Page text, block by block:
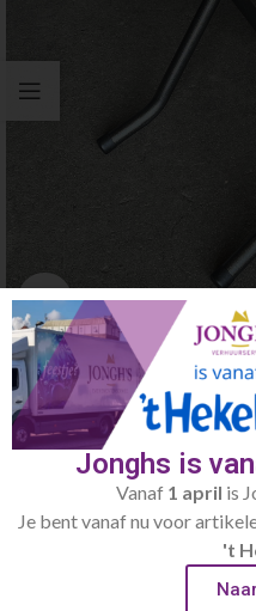
Click to enlarge
Home Meubilair Tafels
Terrastafel
Toevoegen aan verlanglijst
Jonghs is
Vanaf 1 april is
Je bent vanaf nu voor
't